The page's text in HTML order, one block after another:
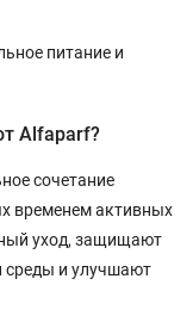
питание и
Alfaparf?
сочетание
временем активных
уход, защищают
среды и улучшают